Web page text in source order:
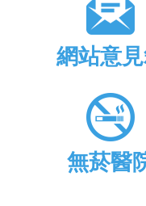
網站意
無菸醫